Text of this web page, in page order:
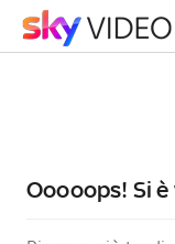
Ooooops! Si